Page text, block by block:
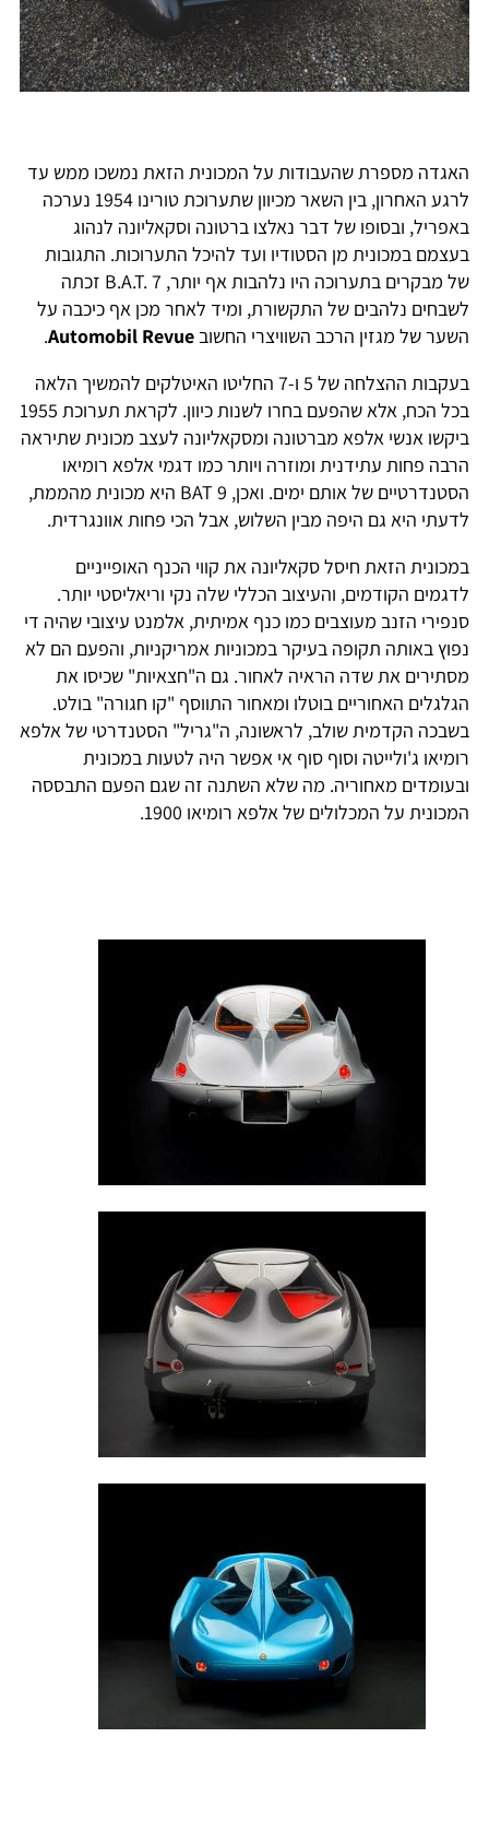
האגדה מספרת שהעבודות על המכונית הזאת נמשכו ממש עד
לרגע האחרון, בין השאר מכיוון שתערוכת טורינו 1954 נערכה
באפריל, ובסופו של דבר נאלצו ברטונה וסקאליונה לנהוג
בעצמם במכונית מן הסטודיו ועד להיכל התערוכות. התגובות
של מבקרים בתערוכה היו נלהבות אף יותר, B.A.T. 7 זכתה
לשבחים נלהבים של התקשורת, ומיד לאחר מכן אף כיכבה על
השער של מגזין הרכב השוויצרי החשוב Automobil Revue
.
בעקבות ההצלחה של 5 ו-7 החליטו האיטלקים להמשיך הלאה
בכל הכח, אלא שהפעם בחרו לשנות כיוון. לקראת תערוכת 1955
ביקשו אנשי אלפא מברטונה ומסקאליונה לעצב מכונית שתיראה
הרבה פחות עתידנית ומוזרה ויותר כמו דגמי אלפא רומיאו
הסטנדרטיים של אותם ימים. ואכן, 9 BAT היא מכונית מהממת,
לדעתי היא גם היפה מבין השלוש, אבל הכי פחות אוונגרדית.
במכונית הזאת חיסל סקאליונה את קווי הכנף האופייניים
לדגמים הקודמים, והעיצוב הכללי שלה נקי וריאליסטי יותר.
סנפירי הזנב מעוצבים כמו כנף אמיתית, אלמנט עיצובי שהיה די
נפוץ באותה תקופה בעיקר במכוניות אמריקניות, והפעם הם לא
מסתירים את שדה הראיה לאחור. גם ה"חצאיות" שכיסו את
הגלגלים האחוריים בוטלו ומאחור התווסף "קו חגורה" בולט.
בשבכה הקדמית שולב, לראשונה, ה"גריל" הסטנדרטי של אלפא
רומיאו ג'ולייטה וסוף סוף אי אפשר היה לטעות במכונית
ובעומדים מאחוריה. מה שלא השתנה זה שגם הפעם התבססה
המכונית על המכלולים של אלפא רומיאו 1900.